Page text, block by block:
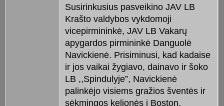
Susirinkusius pasveikino JAV LB
Krašto valdybos vykdomoji
vicepirmininkė, JAV LB Vakarų
apygardos pirmininkė Danguolė
Navickienė. Prisiminusi, kad kadaise
ir jos vaikai žygiavo, dainavo ir šoko
LB ,,Spindulyje”, Navickienė
palinkėjo visiems gražios šventės ir
sėkmingos kelionės į Boston.